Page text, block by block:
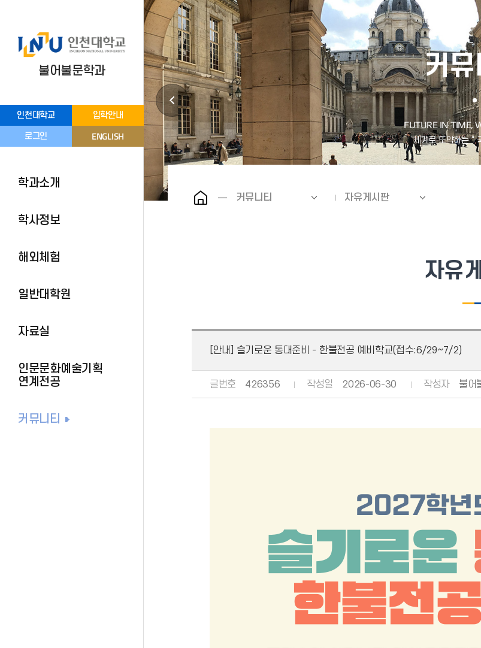
인천대학교 입학안내
로그인 ENGLISH
불어불문학과
학과소개
학사정보
해외체험
일반대학원
자료실
인문문화예술기획
연계전공
커뮤니티
커뮤
커뮤니티 자유게시판
자유
[안내] 슬기로운 통대준비 - 한불전공 예비학교(접수:6/29~7/2)
글번호 426356 작성일 2026-06-30 작성자 불어